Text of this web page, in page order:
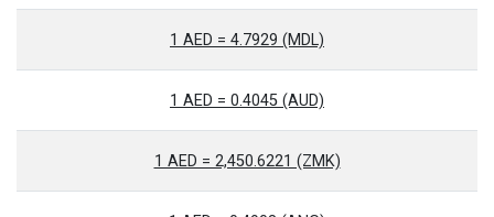
1 AED = 4.7929 (MDL)
1 AED = 0.4045 (AUD)
1 AED = 2,450.6221 (ZMK)